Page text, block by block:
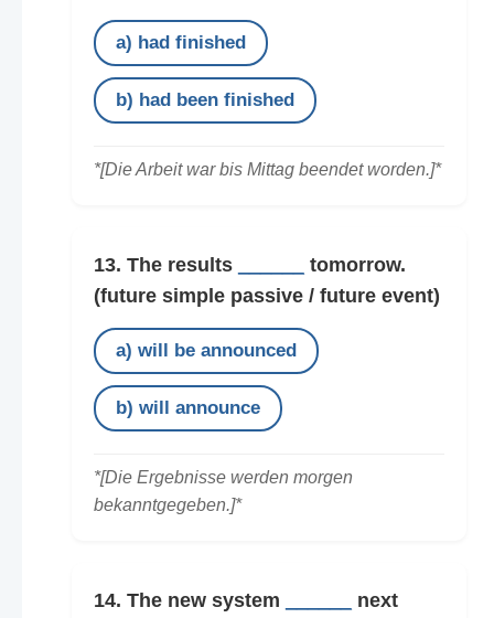
a) had finished
b) had been finished
*[Die Arbeit war bis Mittag beendet worden.]*
13. The results
tomorrow.
(future simple passive / future event)
a) will be announced
b) will announce
*[Die Ergebnisse werden morgen
bekanntgegeben.]*
14. The new system
next